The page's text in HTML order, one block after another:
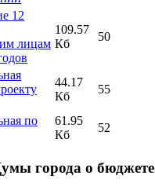
12
лицам
109.57
Кб
50
44.17
Кб
55
по
61.95
Кб
52
города о бюджете